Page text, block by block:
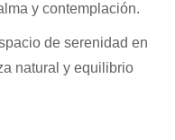
y contemplación.
de serenidad en
natural y equilibrio